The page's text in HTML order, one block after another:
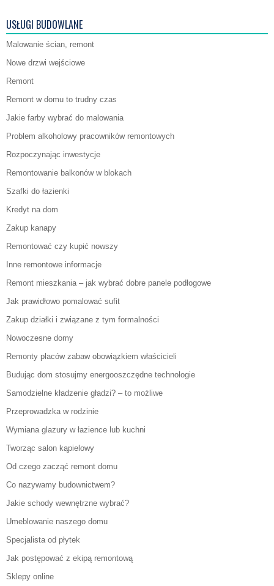
USŁUGI BUDOWLANE
Malowanie ścian, remont
Nowe drzwi wejściowe
Remont
Remont w domu to trudny czas
Jakie farby wybrać do malowania
Problem alkoholowy pracowników remontowych
Rozpoczynając inwestycje
Remontowanie balkonów w blokach
Szafki do łazienki
Kredyt na dom
Zakup kanapy
Remontować czy kupić nowszy
Inne remontowe informacje
Remont mieszkania – jak wybrać dobre panele podłogowe
Jak prawidłowo pomalować sufit
Zakup działki i związane z tym formalności
Nowoczesne domy
Remonty placów zabaw obowiązkiem właścicieli
Budując dom stosujmy energooszczędne technologie
Samodzielne kładzenie gładzi? – to możliwe
Przeprowadzka w rodzinie
Wymiana glazury w łazience lub kuchni
Tworząc salon kąpielowy
Od czego zacząć remont domu
Co nazywamy budownictwem?
Jakie schody wewnętrzne wybrać?
Umeblowanie naszego domu
Specjalista od płytek
Jak postępować z ekipą remontową
Sklepy online